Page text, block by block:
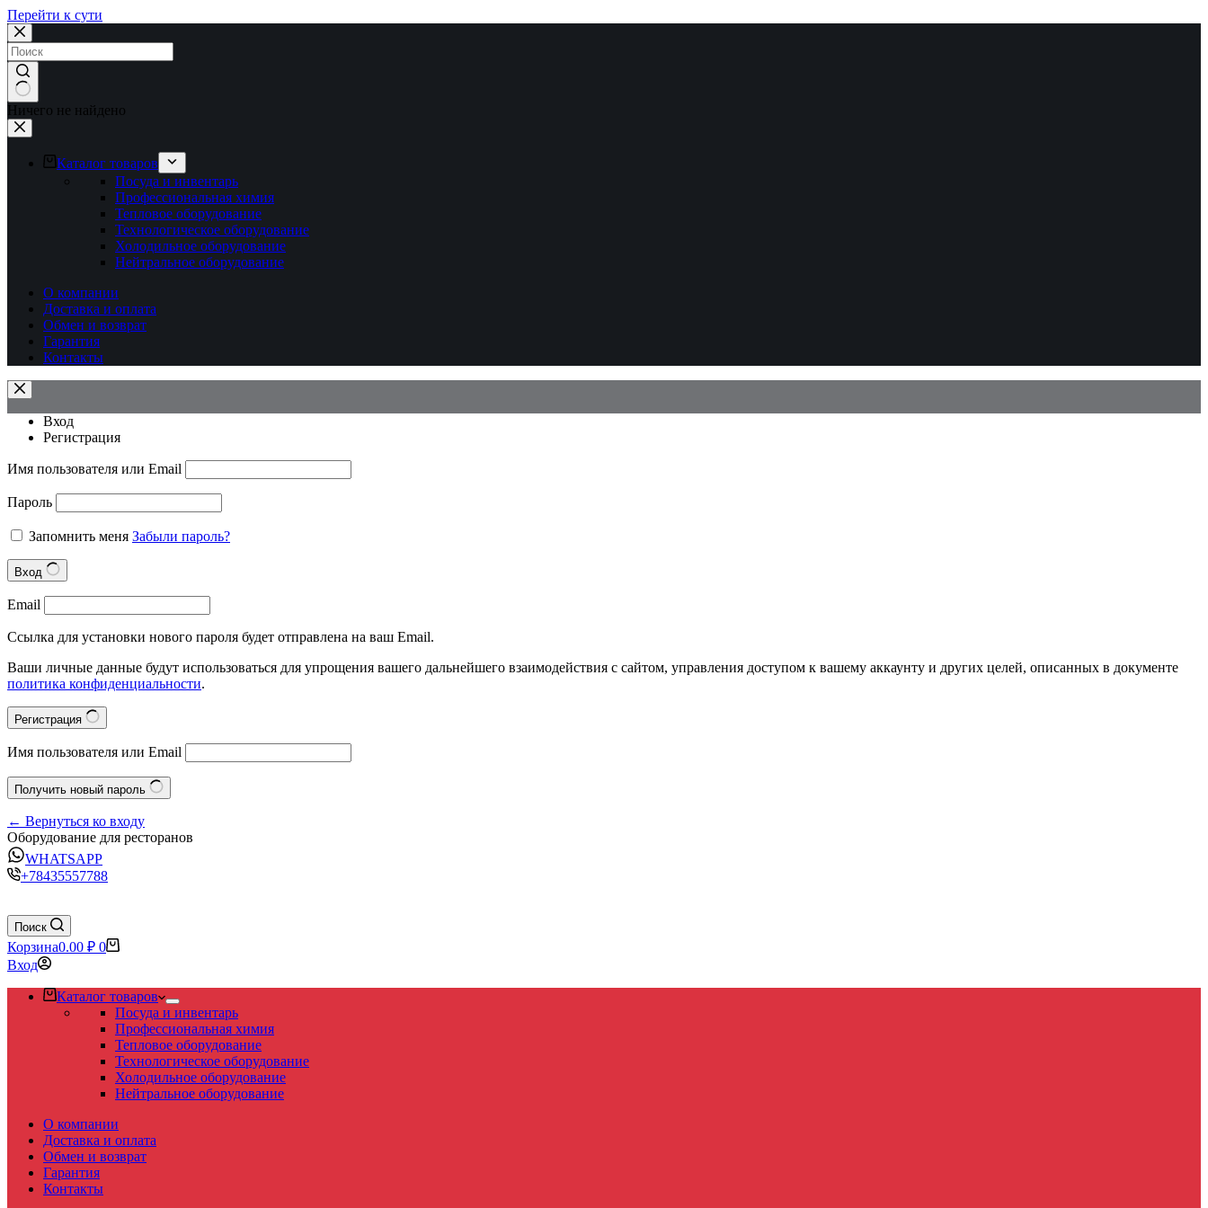
Перейти к сути
Ничего не найдено
Каталог товаров
Посуда и инвентарь
Профессиональная химия
Тепловое оборудование
Технологическое оборудование
Холодильное оборудование
Нейтральное оборудование
О компании
Доставка и оплата
Обмен и возврат
Гарантия
Контакты
Вход
Регистрация
Имя пользователя или Email
Пароль
Запомнить меня Забыли пароль?
Вход
Email
Ссылка для установки нового пароля будет отправлена на ваш Email.
Ваши личные данные будут использоваться для упрощения вашего дальнейшего взаимодействия с сайтом, управления доступом к вашему аккаунту и других целей, описанных в документе
политика конфиденциальности.
Регистрация
Имя пользователя или Email
Получить новый пароль
← Вернуться ко входу
Оборудование для ресторанов
WHATSAPP
+78435557788
Поиск
Корзина0.00 ₽ 0
Вход
Каталог товаров
Посуда и инвентарь
Профессиональная химия
Тепловое оборудование
Технологическое оборудование
Холодильное оборудование
Нейтральное оборудование
О компании
Доставка и оплата
Обмен и возврат
Гарантия
Контакты